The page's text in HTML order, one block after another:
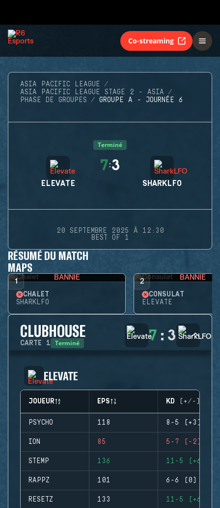
Co-streaming
ASIA PACIFIC LEAGUE
ASIA PACIFIC LEAGUE STAGE 2 - ASIA
PHASE DE GROUPES
GROUPE A - JOURNÉE 6
Terminé
ELEVATE
7:3
SHARKLFO
20 SEPTEMBRE 2025 À 12:30
BEST OF 1
RÉSUMÉ DU MATCH
MAPS
1 BANNIE
CHALET
SHARKLFO
2 BANNIE
CONSULAT
ELEVATE
CLUBHOUSE
CARTE 1 Terminé 7 : 3
ELEVATE
JOUEUR EPS KD (+/-)
PSYCHO 118 8-5 (+3)
ION 85 5-7 (-2)
STEMP 136 11-5 (+6)
RAPPZ 101 6-6 (0)
RESETZ 133 11-5 (+6)